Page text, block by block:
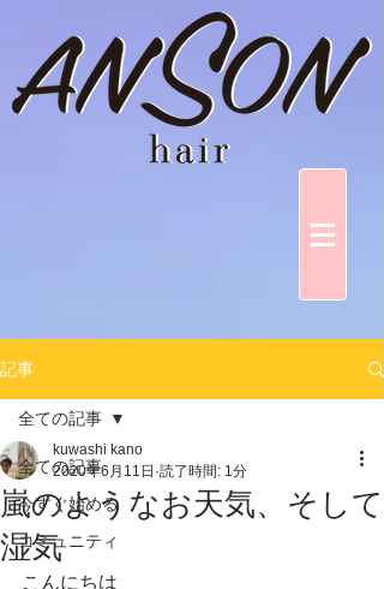
記事
全ての記事
今すぐ始める
コミュニティ
全ての記事
嵐のようなお天気、そして
湿気
kuwashi kano
2020年6月11日 読了時間: 1分
こんにちは